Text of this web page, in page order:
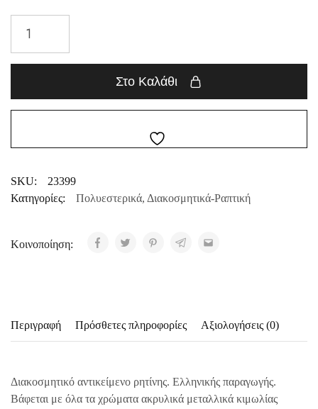
Στο Καλάθι
SKU:
23399
Κατηγορίες:
Πολυεστερικά, Διακοσμητικά-Ραπτική
Κοινοποίηση:
Περιγραφή Πρόσθετες πληροφορίες Αξιολογήσεις (0)
Διακοσμητικό αντικείμενο ρητίνης. Ελληνικής παραγωγής.
Βάφεται με όλα τα χρώματα ακρυλικά μεταλλικά κιμωλίας